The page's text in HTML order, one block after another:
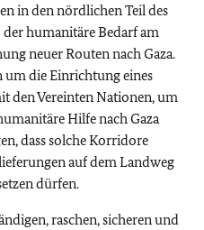
in den nördlichen Teil des
humanitäre Bedarf am
neuer Routen nach Gaza.
die Einrichtung eines
den Vereinten Nationen, um
Hilfe nach Gaza
dass solche Korridore
auf dem Landweg
dürfen.
raschen, sicheren und